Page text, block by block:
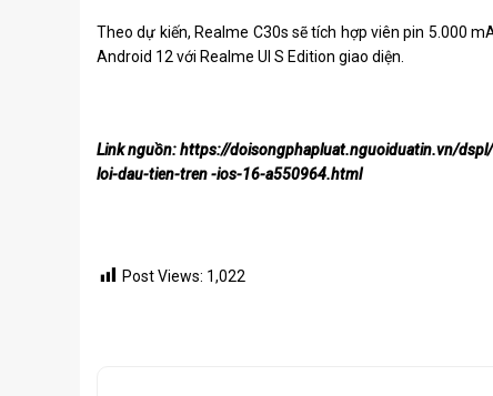
Theo dự kiến, Realme C30s sẽ tích hợp viên pin 5.000
Android 12 với Realme UI S Edition giao diện.
Link nguồn: https://doisongphapluat.nguoiduatin.vn/
loi-dau-tien-tren -ios-16-a550964.html
Post Views: 1,022